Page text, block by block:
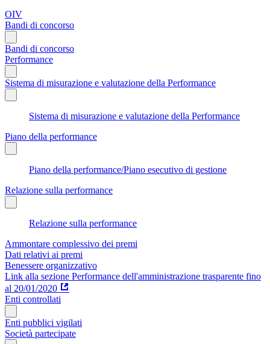
OIV
Bandi di concorso
Bandi di concorso
Performance
Sistema di misurazione e valutazione della Performance
Sistema di misurazione e valutazione della Performance
Piano della performance
Piano della performance/Piano esecutivo di gestione
Relazione sulla performance
Relazione sulla performance
Ammontare complessivo dei premi
Dati relativi ai premi
Benessere organizzativo
Link alla sezione Performance dell'amministrazione trasparente fino
al 20/01/2020
Enti controllati
Enti pubblici vigilati
Società partecipate